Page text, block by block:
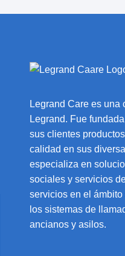
Legrand Care es
Legrand. Fue
sus clientes
calidad en sus
especializa en
sociales y servicios
servicios en el
los sistemas de
ancianos y asilos.